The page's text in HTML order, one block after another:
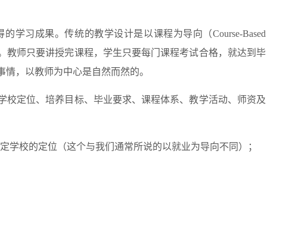
学习成果。传统的教学设计是以课程为导向（Course-Based
教师只要讲授完课程，学生只要每门课程考试合格，就达到毕
，以教师为中心是自然而然的。
定位、培养目标、毕业要求、课程体系、教学活动、师资及
学校的定位（这个与我们通常所说的以就业为导向不同）；